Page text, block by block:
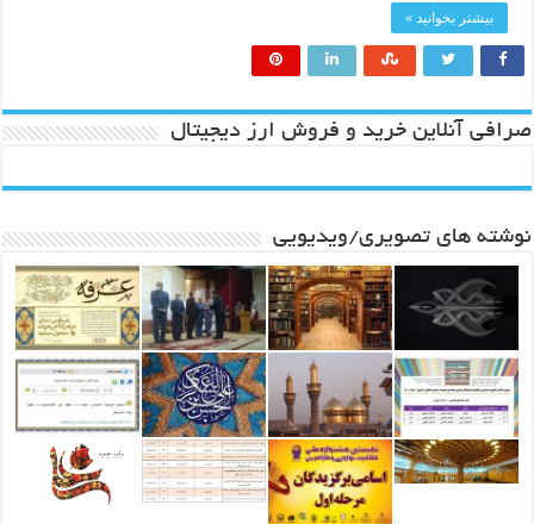
بیشتر بخوانید »
صرافی آنلاین خرید و فروش ارز دیجیتال
نوشته های تصویری/ویدیویی